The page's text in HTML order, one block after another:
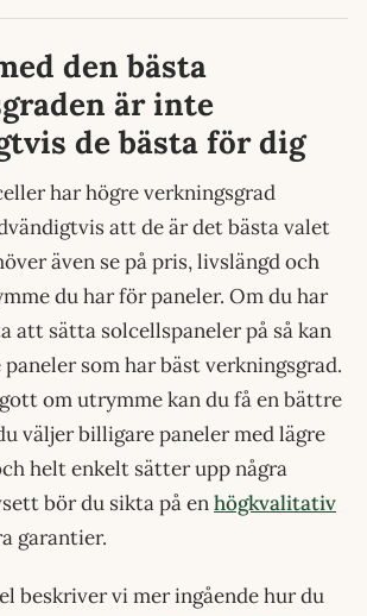
den bästa
är inte
de bästa för dig
har högre verkningsgrad
att de är det bästa valet
även se på pris, livslängd och
du har för paneler. Om du har
att sätta solcellspaneler på så kan
som har bäst verkningsgrad.
om utrymme kan du få en bättre
väljer billigare paneler med lägre
helt enkelt sätter upp några
bör du sikta på enhögkvalitativ
garantier.
beskriver vi mer ingående hur du